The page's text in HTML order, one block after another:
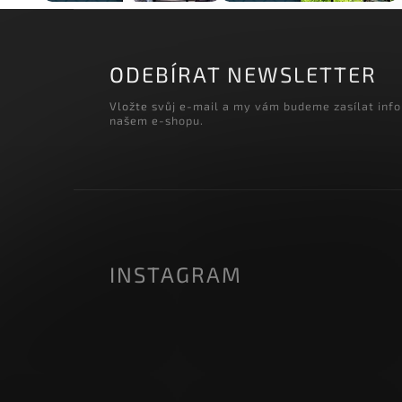
ODEBÍRAT NEWSLETTER
Vložte svůj e-mail a my vám budeme zasílat
našem e-shopu.
INSTAGRAM